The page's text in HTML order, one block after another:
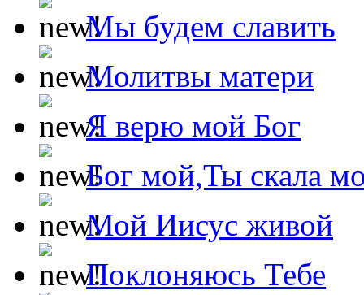
Мы будем славить
Молитвы матери
Я верю мой Бог
Бог мой,Ты скала
Мой Иисус живой
Поклоняюсь Тебе